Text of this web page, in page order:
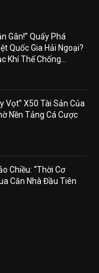
Gân!” Quấy Phá
Quốc Gia Hải Ngoại?
Khí Thế Chống...
Vọt” X50 Tài Sản Của
Nền Tảng Cá Cược
Chiều: “Thời Cơ
Căn Nhà Đầu Tiên